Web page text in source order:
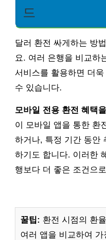
드
달러 환전 싸게하는 방
요. 여러 은행을 비교하
서비스를 활용하면 더
수 있습니다.
모바일 전용 환전 혜택
이 모바일 앱을 통한 환
하거나, 특정 기간 동안
하기도 합니다. 이러한
행보다 더 좋은 조건으
꿀팁: 환전 시점의 환
여러 앱을 비교하여